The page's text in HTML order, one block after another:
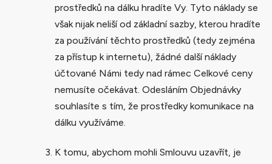
prostředků na dálku hradíte Vy. Tyto náklady se
však nijak neliší od základní sazby, kterou hradíte
za používání těchto prostředků (tedy zejména
za přístup k internetu), žádné další náklady
účtované Námi tedy nad rámec Celkové ceny
nemusíte očekávat. Odesláním Objednávky
souhlasíte s tím, že prostředky komunikace na
dálku využíváme.
K tomu, abychom mohli Smlouvu uzavřít, je